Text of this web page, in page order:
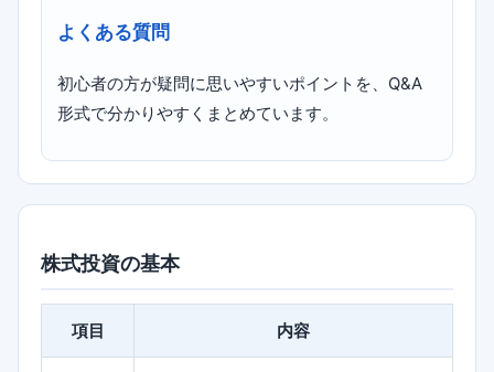
よくある質問
初心者の方が疑問に思いやすいポイントを、Q&A
形式で分かりやすくまとめています。
株式投資の基本
項目 内容